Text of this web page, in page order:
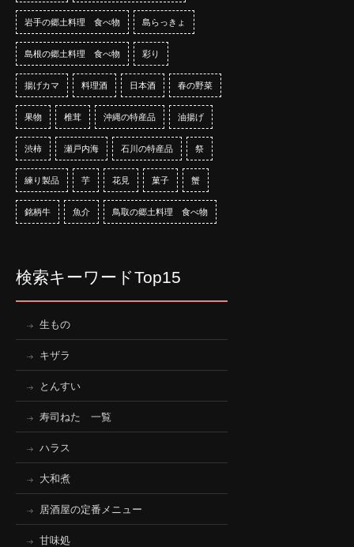
岩手の郷土料理 食べ物 島らっきょ
島根の郷土料理 食べ物 彩り
揚げカマ 料理酒 日本酒 春の野菜
果物 椎茸 沖縄の特産品 油揚げ
渋柿 瀬戸内海 石川の特産品 祭
練り製品 芋 花見 菓子 蟹
銘柄牛 魚介 鳥取の郷土料理 食べ物
検索キーワードTop15
生もの
キザラ
とんすい
寿司ねた 一覧
ハラス
大和煮
居酒屋の定番メニュー
甘味処